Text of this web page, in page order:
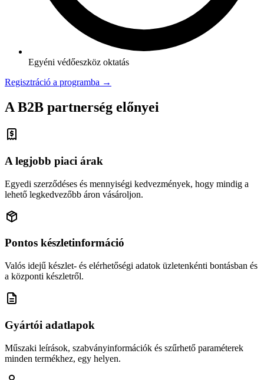
Egyéni védőeszköz oktatás
Regisztráció a programba →
A B2B partnerség előnyei
A legjobb piaci árak
Egyedi szerződéses és mennyiségi kedvezmények, hogy mindig a
lehető legkedvezőbb áron vásároljon.
Pontos készletinformáció
Valós idejű készlet- és elérhetőségi adatok üzletenkénti bontásban és
a központi készletről.
Gyártói adatlapok
Műszaki leírások, szabványinformációk és szűrhető paraméterek
minden termékhez, egy helyen.